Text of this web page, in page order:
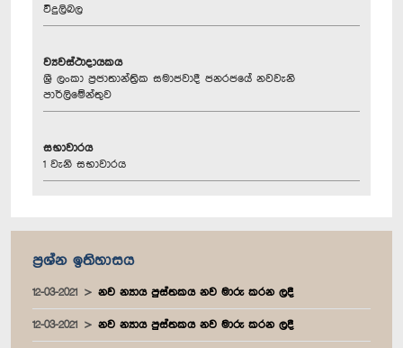
විදුලිබල
ව්‍යවස්ථාදායකය
ශ්‍රී ලංකා ප්‍රජාතාන්ත්‍රික සමාජවාදී ජනරජයේ නවවැනි
පාර්ලිමේන්තුව
සභාවාරය
1 වැනි සභාවාරය
ප්‍රශ්න ඉතිහාසය
12-03-2021 නව න්‍යාය පුස්තකය නව මාරු කරන ලදී
12-03-2021 නව න්‍යාය පුස්තකය නව මාරු කරන ලදී